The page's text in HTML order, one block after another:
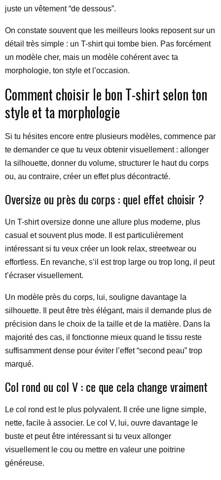
juste un vêtement “de dessous”.
On constate souvent que les meilleurs looks reposent sur un
détail très simple : un T-shirt qui tombe bien. Pas forcément
un modèle cher, mais un modèle cohérent avec ta
morphologie, ton style et l’occasion.
Comment choisir le bon T-shirt selon ton
style et ta morphologie
Si tu hésites encore entre plusieurs modèles, commence par
te demander ce que tu veux obtenir visuellement : allonger
la silhouette, donner du volume, structurer le haut du corps
ou, au contraire, créer un effet plus décontracté.
Oversize ou près du corps : quel effet choisir ?
Un T-shirt oversize donne une allure plus moderne, plus
casual et souvent plus mode. Il est particulièrement
intéressant si tu veux créer un look relax, streetwear ou
effortless. En revanche, s’il est trop large ou trop long, il peut
t’écraser visuellement.
Un modèle près du corps, lui, souligne davantage la
silhouette. Il peut être très élégant, mais il demande plus de
précision dans le choix de la taille et de la matière. Dans la
majorité des cas, il fonctionne mieux quand le tissu reste
suffisamment dense pour éviter l’effet “second peau” trop
marqué.
Col rond ou col V : ce que cela change vraiment
Le col rond est le plus polyvalent. Il crée une ligne simple,
nette, facile à associer. Le col V, lui, ouvre davantage le
buste et peut être intéressant si tu veux allonger
visuellement le cou ou mettre en valeur une poitrine
généreuse.